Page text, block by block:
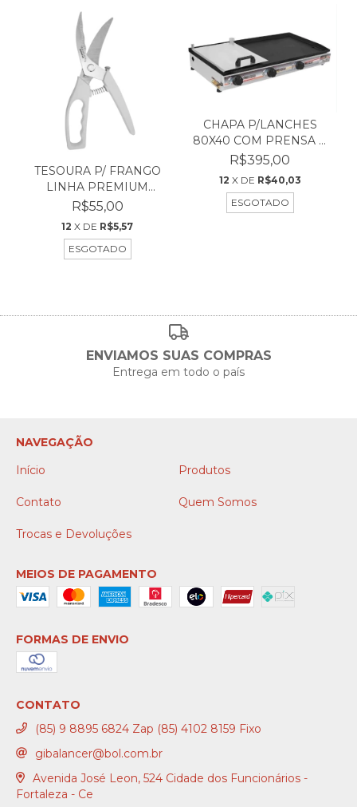
TESOURA P/ FRANGO
LINHA PREMIUM
ORIGINAL
R$55,00
12 X DE R$5,57
ESGOTADO
CHAPA P/LANCHES
80X40 COM PRENSA Á
GÁS
R$395,00
12 X DE R$40,03
ESGOTADO
ENVIAMOS SUAS COMPRAS
Entrega em todo o país
NAVEGAÇÃO
Início
Produtos
Contato Quem Somos
Trocas e Devoluções
MEIOS DE PAGAMENTO
FORMAS DE ENVIO
CONTATO
(85) 9 8895 6824 Zap (85) 4102 8159 Fixo
gibalancer@bol.com.br
Avenida José Leon, 524 Cidade dos Funcionários -
Fortaleza - Ce